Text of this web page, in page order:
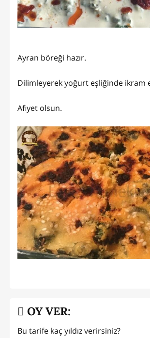
Ayran böreği hazır.
Dilimleyerek yoğurt eşliğinde ikram
Afiyet olsun.
OY VER:
Bu tarife kaç yıldız verirsiniz?